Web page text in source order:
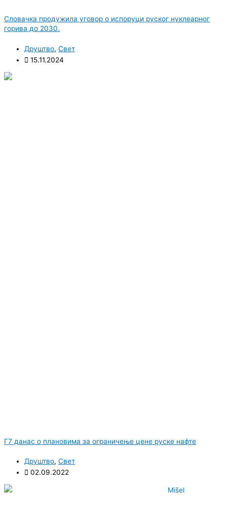
Словачка продужила уговор о испоруци руског нуклеарног
горива до 2030.
Друштво, Свет
15.11.2024
Г7 данас о плановима за ограничење цене руске нафте
Друштво, Свет
02.09.2022